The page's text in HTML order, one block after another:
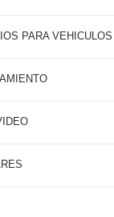
PARA VEHICULOS